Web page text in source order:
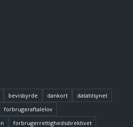
bevisbyrde dankort
datatilsynet
forbrugeraftalelov
forbrugerrettighedsdirektivet